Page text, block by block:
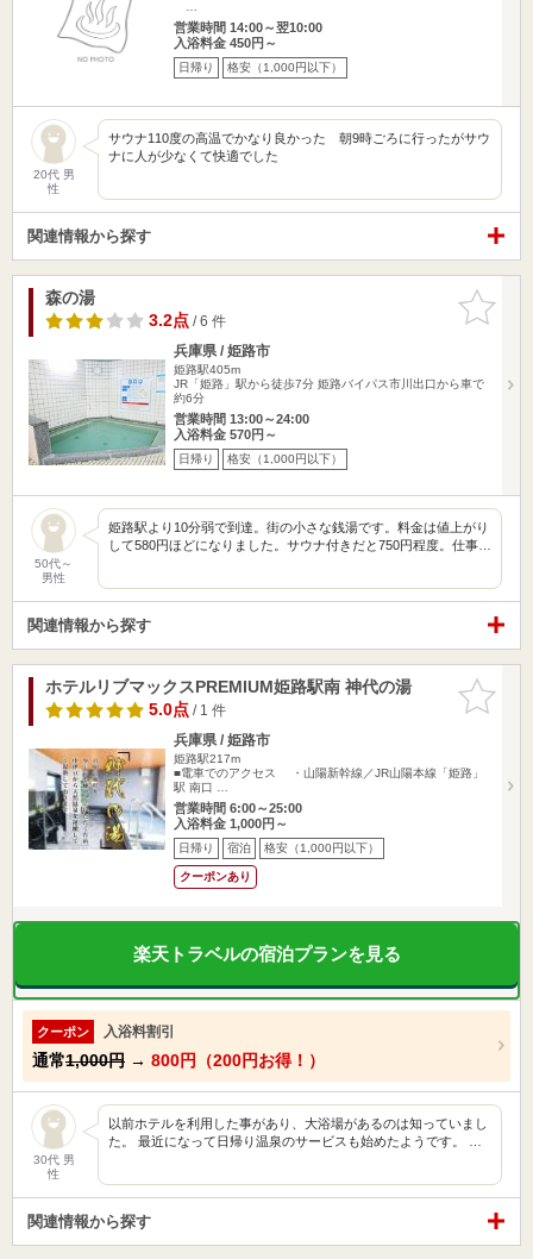
営業時間 14:00～翌10:00
入浴料金 450円～
日帰り 格安（1,000円以下）
20代 男
性
サウナ110度の高温でかなり良かった 朝9時ごろに行ったがサウ
ナに人が少なくて快適でした
関連情報から探す
お気に入
りに追加
森の湯
3.2点/ 6 件
兵庫県 / 姫路市
姫路駅405m
JR「姫路」駅から徒歩7分 姫路バイパス市川出口から車で
約6分
営業時間 13:00～24:00
入浴料金 570円～
日帰り 格安（1,000円以下）
50代～
男性
姫路駅より10分弱で到達。街の小さな銭湯です。料金は値上がり
して580円ほどになりました。サウナ付きだと750円程度。仕事…
関連情報から探す
お気に入
りに追加
ホテルリブマックスPREMIUM姫路駅南 神代の湯
5.0点/ 1 件
兵庫県 / 姫路市
姫路駅217m
■電車でのアクセス ・山陽新幹線／JR山陽本線「姫路」
駅 南口 …
営業時間 6:00～25:00
入浴料金 1,000円～
日帰り 宿泊 格安（1,000円以下）
クーポンあり
楽天トラベルの宿泊プランを見る
クーポン 入浴料割引
通常1,000円 → 800円（200円お得！）
30代 男
性
以前ホテルを利用した事があり、大浴場があるのは知っていまし
た。 最近になって日帰り温泉のサービスも始めたようです。 …
関連情報から探す